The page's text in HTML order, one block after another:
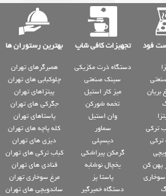
فود تجهیزات کافی شاپ بهترین رستوران ها
بریان
ترکی
ترکی
پهن کن
دستگاه ذرت مکزیکی
سینک صنعتی
میز کار استیل
تخمه شورکن
وان استیل
سماور
دیسپلی
گرمکن پیراشکی
یخچال نوشابه
پاستا پز
دستگاه خمیرگیر
همبرگرهای تهران
چلوکبابی های تهران
پیتزاهای تهران
جگرکی های تهران
پاستاهای تهران
کله پاچه های تهران
دیزی های تهران
کباب ترکی های تهران
قنادی های تهران
مرغ سوخاری تهران
ساندویچی های تهران